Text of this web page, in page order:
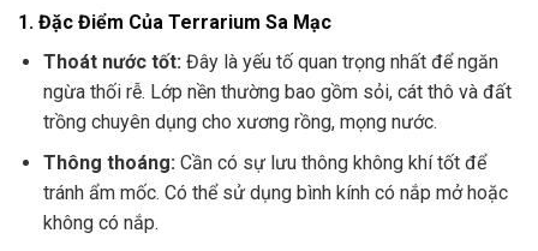
1. Đặc Điểm Của Terrarium Sa Mạc
Thoát nước tốt: Đây là yếu tố quan trọng nhất để ngăn
ngừa thối rễ. Lớp nền thường bao gồm sỏi, cát thô và đất
trồng chuyên dụng cho xương rồng, mọng nước.
Thông thoáng: Cần có sự lưu thông không khí tốt để
tránh ẩm mốc. Có thể sử dụng bình kính có nắp mở hoặc
không có nắp.